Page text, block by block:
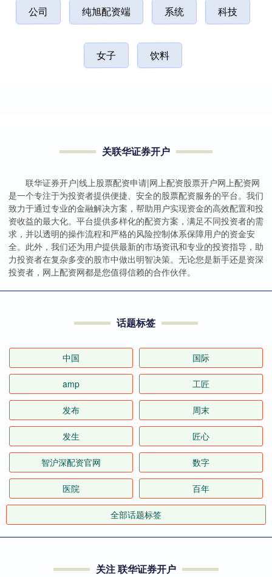
公司 纯旭配资端 系统 科技
女子 饮料
关联华证券开户
联华证券开户|线上股票配资申请|网上配资股票开户网上配资网
是一个专注于为投资者提供便捷、安全的股票配资服务的平台。我们
致力于通过专业的金融解决方案，帮助用户实现资金的高效配置和投
资收益的最大化。平台提供多样化的配资方案，满足不同投资者的需
求，并以透明的操作流程和严格的风险控制体系保障用户的资金安
全。此外，我们还为用户提供最新的市场资讯和专业的投资指导，助
力投资者在复杂多变的股市中做出明智决策。无论您是新手还是资深
投资者，网上配资网都是您值得信赖的合作伙伴。
话题标签
中国 国际
amp 工匠
发布 周末
发生 匠心
智沪深配资官网 数字
医院 百年
全部话题标签
关注 联华证券开户